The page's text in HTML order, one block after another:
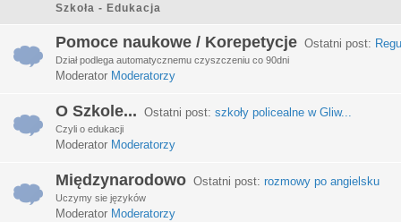
Szkoła - Edukacja
Pomoce naukowe / Korepetycje Ostatni post:
Dział podlega automatycznemu czyszczeniu co 90dni
Moderator Moderatorzy
O Szkole... Ostatni post: szkoły policealne w Gliw...
Czyli o edukacji
Moderator Moderatorzy
Międzynarodowo Ostatni post: rozmowy po angielsku
Uczymy sie języków
Moderator Moderatorzy